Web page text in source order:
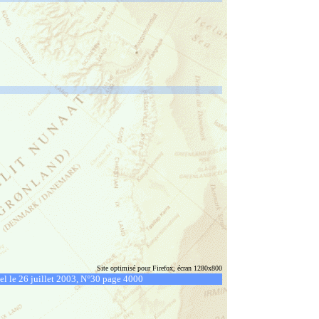
Site optimisé pour Firefox, écran 1280x800
le 26 juillet 2003, N°30 page 4000